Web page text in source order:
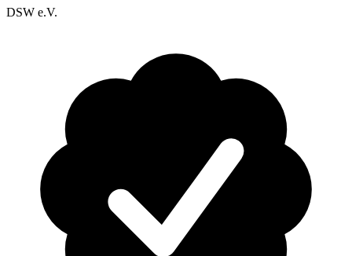
DSW e.V.